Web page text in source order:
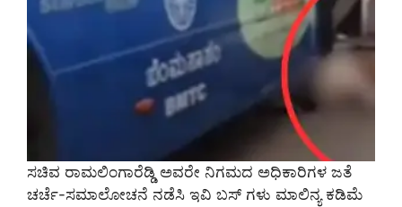
ಸಚಿವ ರಾಮಲಿಂಗಾರೆಡ್ಡಿ ಅವರೇ ನಿಗಮದ ಅಧಿಕಾರಿಗಳ ಜತೆ
ಚರ್ಚೆ-ಸಮಾಲೋಚನೆ ನಡೆಸಿ ಇವಿ ಬಸ್‌ ಗಳು ಮಾಲಿನ್ಯ ಕಡಿಮೆ